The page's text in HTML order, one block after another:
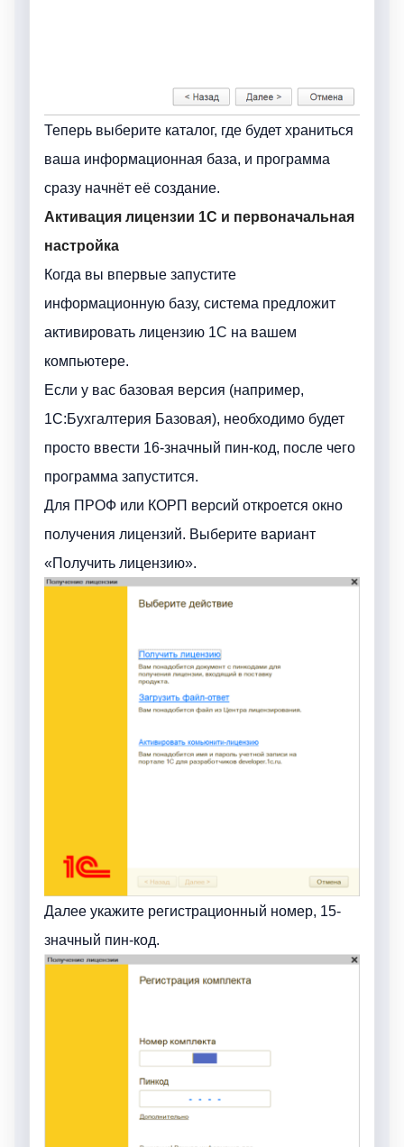
Теперь выберите каталог, где будет храниться
ваша информационная база, и программа
сразу начнёт её создание.
Активация лицензии 1С и первоначальная
настройка
Когда вы впервые запустите
информационную базу, система предложит
активировать лицензию 1C на вашем
компьютере.
Если у вас базовая версия (например,
1C:Бухгалтерия Базовая), необходимо будет
просто ввести 16-значный пин-код, после чего
программа запустится.
Для ПРОФ или КОРП версий откроется окно
получения лицензий. Выберите вариант
«Получить лицензию».
Далее укажите регистрационный номер, 15-
значный пин-код.